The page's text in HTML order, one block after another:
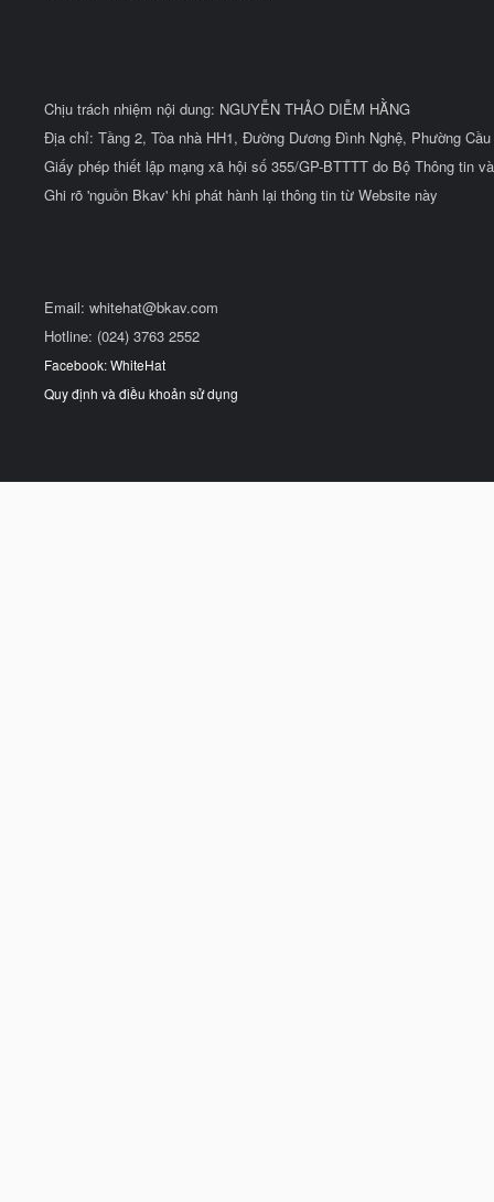
Chịu trách nhiệm nội dung: NGUYỄN THẢO DIỄM HẰNG
Địa chỉ: Tầng 2, Tòa nhà HH1, Đường Dương Đình Nghệ, Phường
Giấy phép thiết lập mạng xã hội số 355/GP-BTTTT do Bộ Thông tin
Ghi rõ 'nguồn Bkav' khi phát hành lại thông tin từ Website này
Email: whitehat@bkav.com
Hotline: (024) 3763 2552
Facebook: WhiteHat
Quy định và điều khoản sử dụng